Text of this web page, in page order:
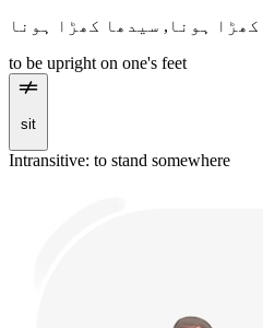
کھڑا ہونا , سیدھا کھڑا ہونا
to be upright on one's feet
sit
Intransitive: to stand somewhere